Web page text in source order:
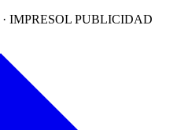
· IMPRESOL PUBLICIDAD